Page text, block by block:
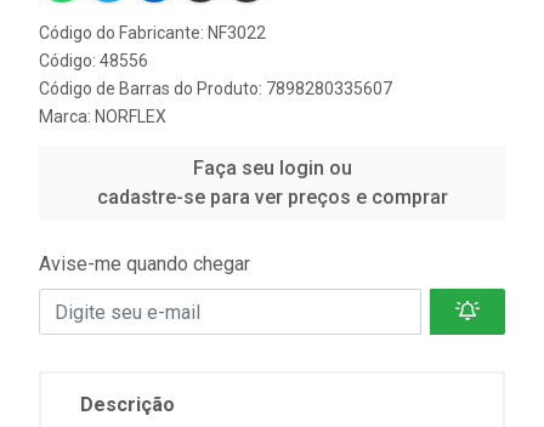
Código do Fabricante: NF3022
Código: 48556
Código de Barras do Produto: 7898280335607
Marca: NORFLEX
Faça seu login ou
cadastre-se para ver preços e comprar
Avise-me quando chegar
Descrição